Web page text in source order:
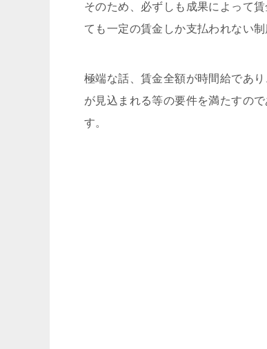
そのため、必ずしも成果によって
ても一定の賃金しか支払われない制
極端な話、賃金全額が時間給であ
が見込まれる等の要件を満たすの
す。